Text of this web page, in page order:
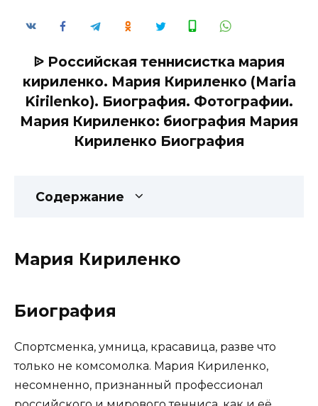
ᐉ Российская теннисистка мария
кириленко. Мария Кириленко (Maria
Kirilenko). Биография. Фотографии.
Мария Кириленко: биография Мария
Кириленко Биография
Содержание
Мария Кириленко
Биография
Спортсменка, умница, красавица, разве что
только не комсомолка. Мария Кириленко,
несомненно, признанный профессионал